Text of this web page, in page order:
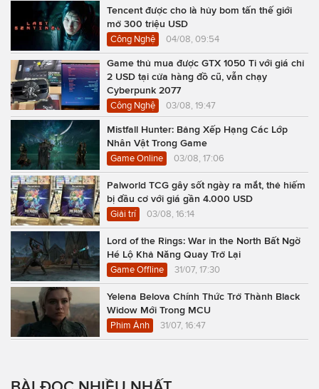
Tencent được cho là hủy bom tấn thế giới
mở 300 triệu USD
Công Nghệ 04/08, 09:54
Game thủ mua được GTX 1050 Ti với giá chỉ
2 USD tại cửa hàng đồ cũ, vẫn chạy
Cyberpunk 2077
Công Nghệ 03/08, 19:47
Mistfall Hunter: Bảng Xếp Hạng Các Lớp
Nhân Vật Trong Game
Game Online 03/08, 17:06
Palworld TCG gây sốt ngày ra mắt, thẻ hiếm
bị đầu cơ với giá gần 4.000 USD
Giải trí 03/08, 16:14
Lord of the Rings: War in the North Bất Ngờ
Hé Lộ Khả Năng Quay Trở Lại
Game Offline 31/07, 17:30
Yelena Belova Chính Thức Trở Thành Black
Widow Mới Trong MCU
Phim Ảnh 31/07, 16:47